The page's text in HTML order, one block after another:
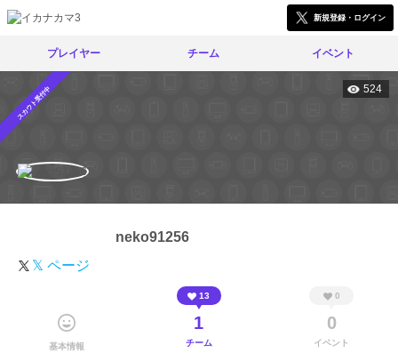
新規登録・ログイン
プレイヤー チーム イベント
スカウト受付中 524
neko91256
𝕏 ページ
基本情報
13
1
チーム
0
0
イベント